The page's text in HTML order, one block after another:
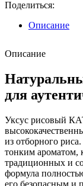
Поделиться:
Описание
Описание
для
Уксус рисовый
из отборного
тонким ароматом,
традиционных и
формула